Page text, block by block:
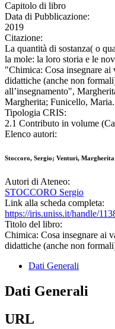
Capitolo di libro
Data di Pubblicazione:
2019
Citazione:
La quantità di sostanza( o
la mole: la loro storia e le
"Chimica: Cosa insegnare
didattiche (anche non
all’insegnamento",
Margherita; Funicello,
Tipologia CRIS:
2.1 Contributo in volume
Elenco autori:
Stoccoro, Sergio; Venturi,
Autori di Ateneo:
STOCCORO Sergio
Link alla scheda completa:
https://iris.uniss.it/handle/
Titolo del libro:
Chimica: Cosa insegnare ai
didattiche (anche non
Dati Generali
Dati Generali
URL